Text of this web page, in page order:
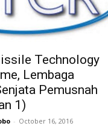
Technology
Lembaga
Pemusnah
1)
- October 16, 2016